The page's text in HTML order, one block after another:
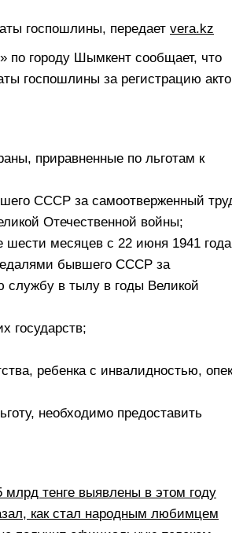
госпошлины, передает vera.kz
по городу Шымкент сообщает, что
госпошлины за регистрацию
приравненные по льготам к
СССР за самоотверженный
Отечественной войны;
месяцев с 22 июня 1941
бывшего СССР за
службу в тылу в годы Великой
государств;
ребенка с инвалидностью,
необходимо предоставить
тенге выявлены в этом году
как стал народным любимцем